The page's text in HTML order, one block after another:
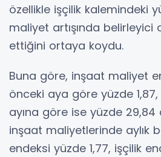
özellikle işçilik kalemindeki
maliyet artışında
ettiğini ortaya koydu.
Buna göre, inşaat maliyet
önceki aya göre yüzde 1,87,
ayına göre ise yüzde 29,84
inşaat maliyetlerinde aylık
endeksi yüzde 1,77, işçilik